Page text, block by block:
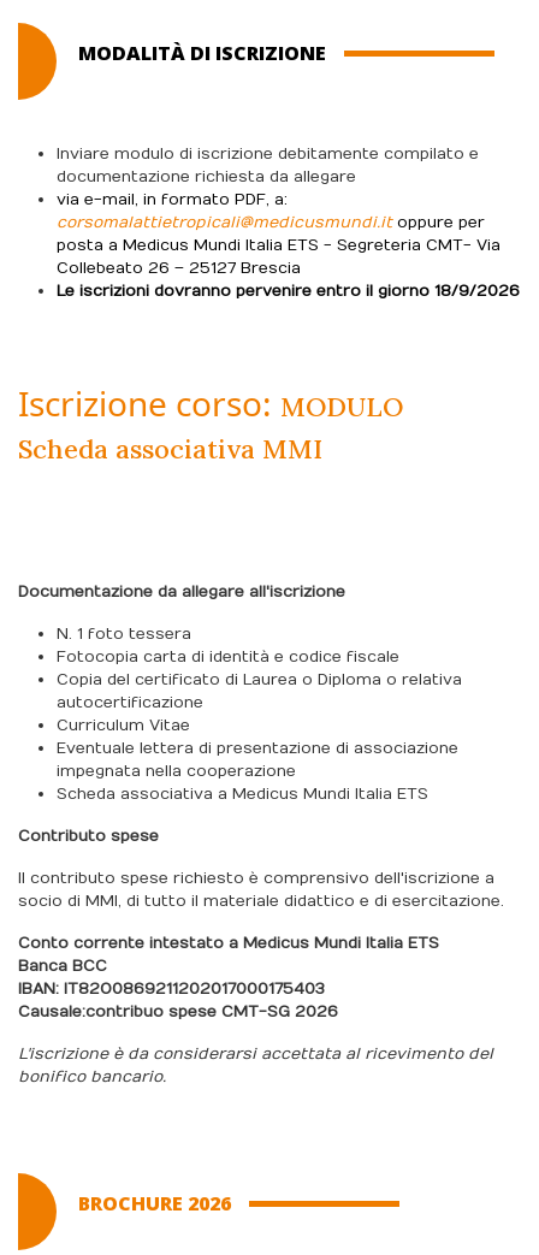
MODALITÀ DI ISCRIZIONE
Inviare modulo di iscrizione debitamente compilato e
documentazione richiesta da allegare
via e-mail, in formato PDF, a :
corsomalattietropicali@medicusmundi.it oppure per
posta a Medicus Mundi Italia ETS - Segreteria CMT- Via
Collebeato 26 – 25127 Brescia
Le iscrizioni dovranno pervenire entro il giorno 18/9/2026
Iscrizione corso: MODULO
Scheda associativa MMI
Documentazione da allegare all'iscrizione
N. 1 foto tessera
Fotocopia carta di identità e codice fiscale
Copia del certificato di Laurea o Diploma o relativa
autocertificazione
Curriculum Vitae
Eventuale lettera di presentazione di associazione
impegnata nella cooperazione
Scheda associativa a Medicus Mundi Italia ETS
Contributo spese
Il contributo spese richiesto è comprensivo dell'iscrizione a
socio di MMI, di tutto il materiale didattico e di esercitazione.
Conto corrente intestato a Medicus Mundi Italia ETS
Banca BCC
IBAN: IT82O0869211202017000175403
Causale: contribuo spese CMT-SG 2026
L'iscrizione è da considerarsi accettata al ricevimento del
bonifico bancario.
BROCHURE 2026